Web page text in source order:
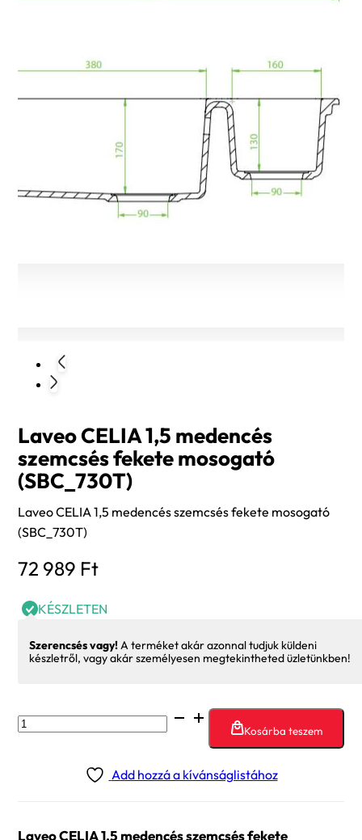
Laveo CELIA 1,5 medencés
szemcsés fekete mosogató
(SBC_730T)
Laveo CELIA 1,5 medencés szemcsés fekete mosogató
(SBC_730T)
72 989 Ft
KÉSZLETEN
Szerencsés vagy!A terméket akár azonnal tudjuk küldeni
készletről, vagy akár személyesen megtekintheted üzletünkben!
Laveo
CELIA
Kosárba teszem
Add hozzá a kívánságlistához
Laveo CELIA 1,5 medencés szemcsés fekete